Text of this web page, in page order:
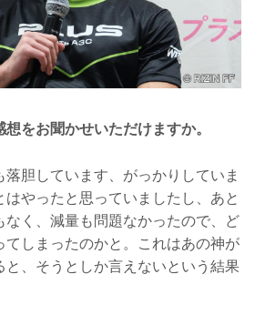
をお聞かせいただけますか。
胆しています、がっかりしていま
やったと思っていましたし、あと
なく、減量も問題なかったので、ど
てしまったのかと。これはあの神が
と、そうとしか言えないという結果